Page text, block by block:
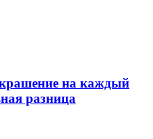
на каждый
разница